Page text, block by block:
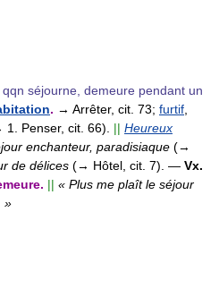
qqn séjourne, demeure pendant un
. → Arrêter, cit. 73; furtif
Penser, cit. 66). || Heureux
enchanteur, paradisiaque (→
de délices (→ Hôtel, cit. 7). — Vx.
|| « Plus me plaît le séjour
»